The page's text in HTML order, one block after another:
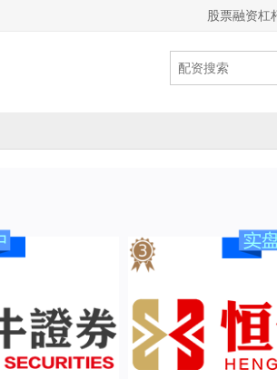
股票融资杠